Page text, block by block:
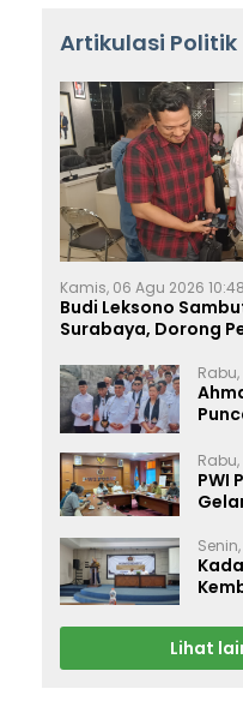
Artikulasi Politik
Kamis, 06 Agu 2026
Budi Leksono
Surabaya, Dorong
PWI
Lihat